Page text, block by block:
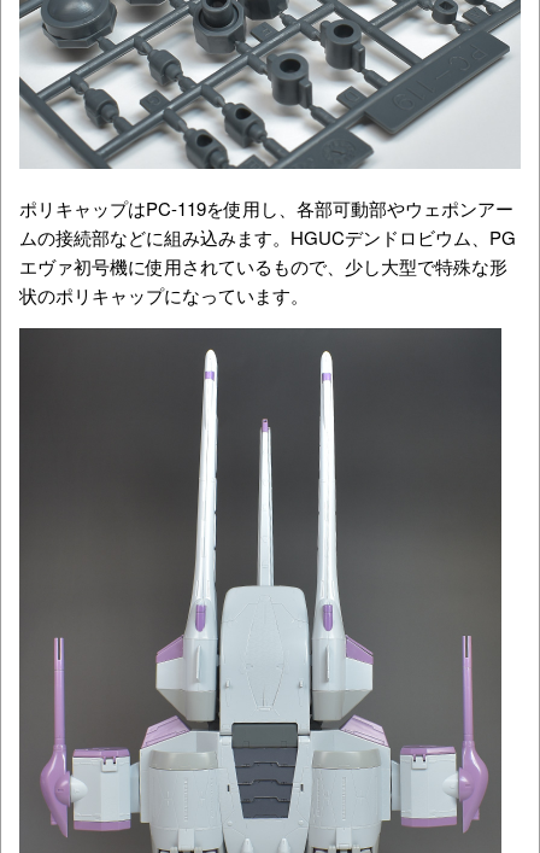
ポリキャップはPC-119を使用し、各部可動部やウェポンアー
ムの接続部などに組み込みます。HGUCデンドロビウム、PG
エヴァ初号機に使用されているもので、少し大型で特殊な形
状のポリキャップになっています。